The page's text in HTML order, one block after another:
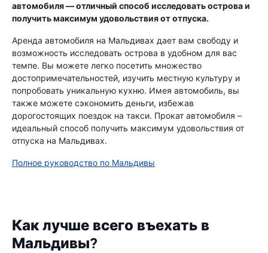
автомобиля — отличный способ исследовать острова и
получить максимум удовольствия от отпуска.
Аренда автомобиля на Мальдивах дает вам свободу и
возможность исследовать острова в удобном для вас
темпе. Вы можете легко посетить множество
достопримечательностей, изучить местную культуру и
попробовать уникальную кухню. Имея автомобиль, вы
также можете сэкономить деньги, избежав
дорогостоящих поездок на такси. Прокат автомобиля –
идеальный способ получить максимум удовольствия от
отпуска на Мальдивах.
Полное руководство по Мальдивы
Как лучше всего въехать в
Мальдивы?